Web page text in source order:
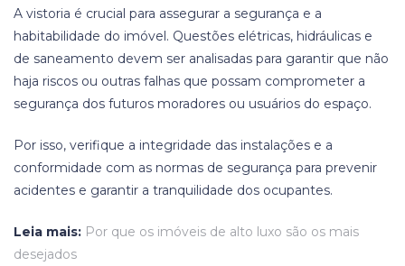
A vistoria é crucial para assegurar a segurança e a
habitabilidade do imóvel. Questões elétricas, hidráulicas e
de saneamento devem ser analisadas para garantir que não
haja riscos ou outras falhas que possam comprometer a
segurança dos futuros moradores ou usuários do espaço.
Por isso, verifique a integridade das instalações e a
conformidade com as normas de segurança para prevenir
acidentes e garantir a tranquilidade dos ocupantes.
Leia mais: Por que os imóveis de alto luxo são os mais
desejados